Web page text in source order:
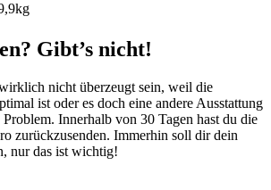
Gibt’s nicht!
nicht überzeugt sein, weil die
ist oder es doch eine andere Ausstattung
Innerhalb von 30 Tagen hast du die
zurückzusenden. Immerhin soll dir dein
nur das ist wichtig!